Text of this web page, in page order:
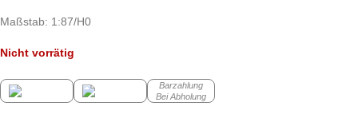
Maßstab: 1:87/H0
Nicht vorrätig
Barzahlung
Bei Abholung